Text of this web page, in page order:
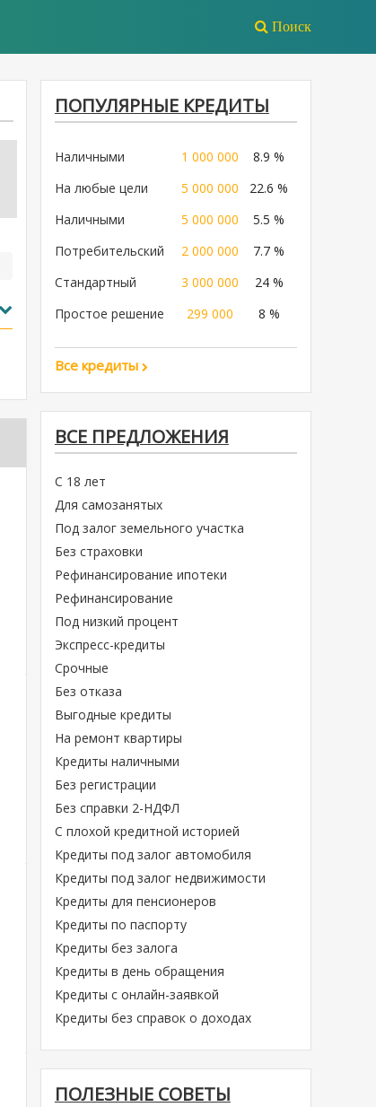
Поиск
ПОПУЛЯРНЫЕ КРЕДИТЫ
Наличными 1 000 000
8.9 %
На любые цели
5 000 000
22.6 %
Наличными
5 000 000
5.5 %
Потребительский
2 000 000
7.7 %
Стандартный
3 000 000
24 %
Простое решение
299 000 8 %
Все кредиты
ВСЕ ПРЕДЛОЖЕНИЯ
С 18 лет
Для самозанятых
Под залог земельного участка
Без страховки
Рефинансирование ипотеки
Рефинансирование
Под низкий процент
Экспресс-кредиты
Срочные
Без отказа
Выгодные кредиты
На ремонт квартиры
Кредиты наличными
Без регистрации
Без справки 2-НДФЛ
С плохой кредитной историей
Кредиты под залог автомобиля
Кредиты под залог недвижимости
Кредиты для пенсионеров
Кредиты по паспорту
Кредиты без залога
Кредиты в день обращения
Кредиты с онлайн-заявкой
Кредиты без справок о доходах
ПОЛЕЗНЫЕ СОВЕТЫ